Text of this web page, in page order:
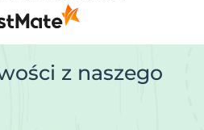
z naszego